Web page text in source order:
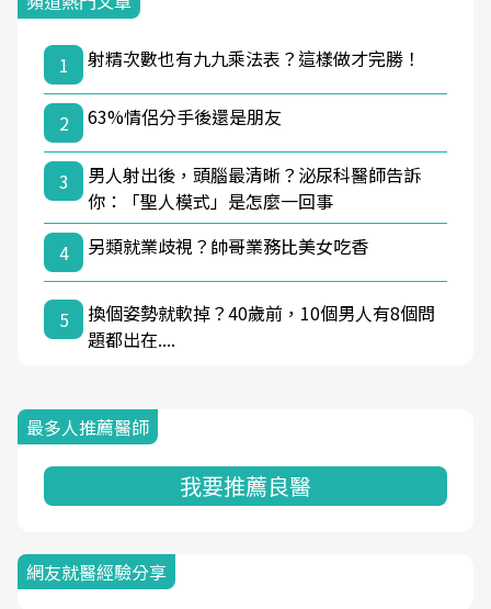
1 射精次數也有九九乘法表？這樣做才完勝！
2 63%情侶分手後還是朋友
3
男人射出後，頭腦最清晰？泌尿科醫師告訴
你：「聖人模式」是怎麼一回事
4
另類就業歧視？帥哥業務比美女吃香
5
換個姿勢就軟掉？40歲前，10個男人有8個問
題都出在....
最多人推薦醫師
我要推薦良醫
網友就醫經驗分享